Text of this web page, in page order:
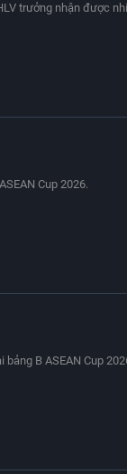
trưởng nhận được
Cup 2026.
B ASEAN Cup